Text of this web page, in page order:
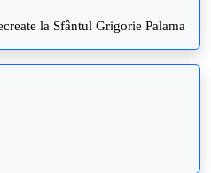
la Sfântul Grigorie Palama